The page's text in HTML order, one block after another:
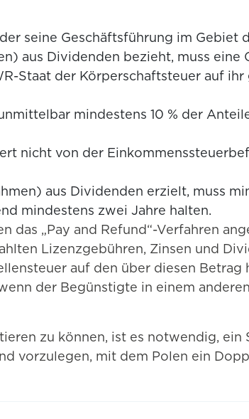
seine Geschäftsführung im Gebiet
aus Dividenden bezieht, muss
Staat der Körperschaftsteuer auf
mindestens 10 % der
nicht von der
aus Dividenden erzielt, muss
mindestens zwei Jahre halten.
das „Pay and Refund“-Verfahren
Lizenzgebühren, Zinsen und
auf den über diesen Betrag
der Begünstigte in einem
zu können, ist es notwendig,
vorzulegen, mit dem Polen ein